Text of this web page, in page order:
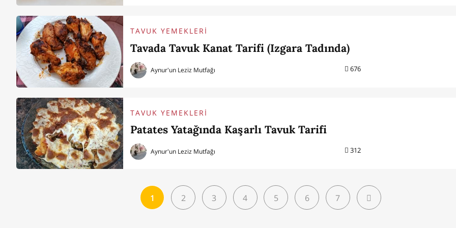
TAVUK YEMEKLERİ
Tavada Tavuk Kanat Tarifi (Izgara Tadında)
676
Aynur'un Leziz Mutfağı
TAVUK YEMEKLERİ
Patates Yatağında Kaşarlı Tavuk Tarifi
312
Aynur'un Leziz Mutfağı
1 2 3 4 5 6 7